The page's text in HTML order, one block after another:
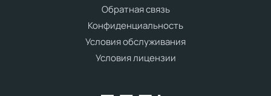
Обратная связь
Конфиденциальность
Условия обслуживания
Условия лицензии